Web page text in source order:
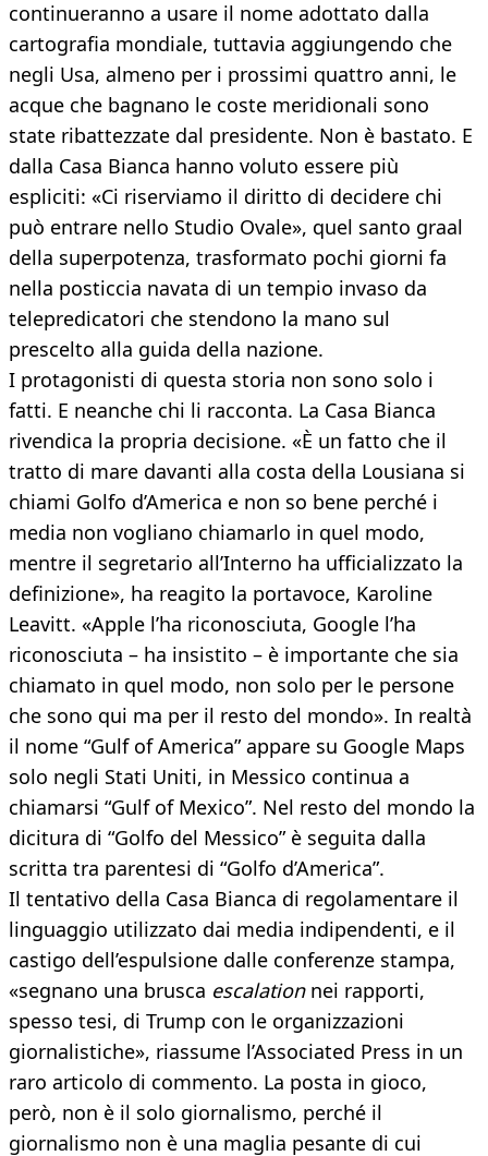
continueranno a usare il nome adottato dalla
cartografia mondiale, tuttavia aggiungendo che
negli Usa, almeno per i prossimi quattro anni, le
acque che bagnano le coste meridionali sono
state ribattezzate dal presidente. Non è bastato. E
dalla Casa Bianca hanno voluto essere più
espliciti: «Ci riserviamo il diritto di decidere chi
può entrare nello Studio Ovale», quel santo graal
della superpotenza, trasformato pochi giorni fa
nella posticcia navata di un tempio invaso da
telepredicatori che stendono la mano sul
prescelto alla guida della nazione.
I protagonisti di questa storia non sono solo i
fatti. E neanche chi li racconta. La Casa Bianca
rivendica la propria decisione. «È un fatto che il
tratto di mare davanti alla costa della Lousiana si
chiami Golfo d’America e non so bene perché i
media non vogliano chiamarlo in quel modo,
mentre il segretario all’Interno ha ufficializzato la
definizione», ha reagito la portavoce, Karoline
Leavitt. «Apple l’ha riconosciuta, Google l’ha
riconosciuta – ha insistito – è importante che sia
chiamato in quel modo, non solo per le persone
che sono qui ma per il resto del mondo». In realtà
il nome “Gulf of America” appare su Google Maps
solo negli Stati Uniti, in Messico continua a
chiamarsi “Gulf of Mexico”. Nel resto del mondo la
dicitura di “Golfo del Messico” è seguita dalla
scritta tra parentesi di “Golfo d’America”.
Il tentativo della Casa Bianca di regolamentare il
linguaggio utilizzato dai media indipendenti, e il
castigo dell’espulsione dalle conferenze stampa,
«segnano una brusca escalationnei rapporti,
spesso tesi, di Trump con le organizzazioni
giornalistiche», riassume l’Associated Press in un
raro articolo di commento. La posta in gioco,
però, non è il solo giornalismo, perché il
giornalismo non è una maglia pesante di cui